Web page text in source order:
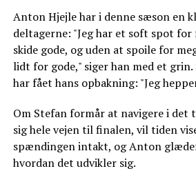
Anton Hjejle har i denne sæson en
deltagerne: "Jeg har et soft spot
skide gode, og uden at spoile for
lidt for gode," siger han med et
har fået hans opbakning: "Jeg
Om Stefan formår at navigere i det
sig hele vejen til finalen, vil tiden
spændingen intakt, og Anton
hvordan det udvikler sig.